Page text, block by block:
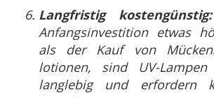
Langfristig kostengünstig:
Anfangsinvestition etwas
als der Kauf von
lotionen, sind UV-
langlebig und erfordern